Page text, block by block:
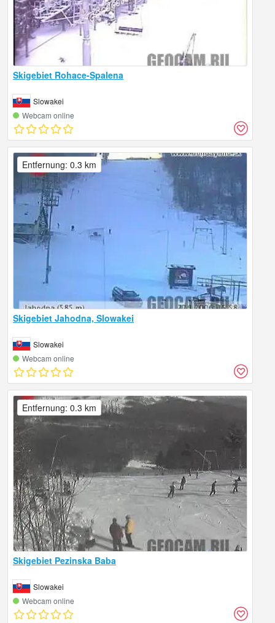
Skigebiet Rohace-Spalena
Slowakei
Webcam online
Skigebiet Jahodna, Slowakei
Slowakei
Webcam online
Entfernung: 0.3 km
Skigebiet Pezinska Baba
Slowakei
Webcam online
Entfernung: 0.3 km